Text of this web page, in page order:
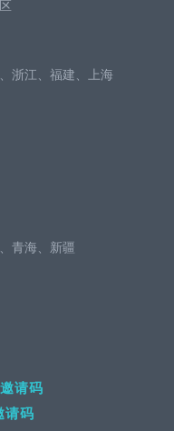
浙江、福建、上海
青海、新疆
请码
请码